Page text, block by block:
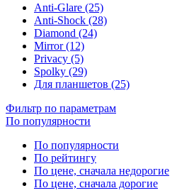
Anti-Glare (25)
Anti-Shock (28)
Diamond (24)
Mirror (12)
Privacy (5)
Spolky (29)
Для планшетов (25)
Фильтр по параметрам
По популярности
По популярности
По рейтингу
По цене, сначала недорогие
По цене, сначала дорогие